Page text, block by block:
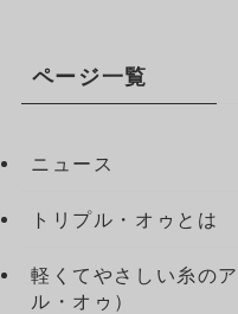
ページ一覧
ニュース
トリプル・オゥとは
軽くてやさしい糸の
ル・オゥ）